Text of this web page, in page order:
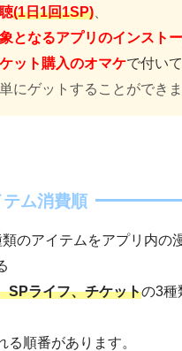
(1日1回1SP)
となるアプリのインスト
ット購入のオマケで付い
にゲットすることができ
テム消費順
類のアイテムをアプリ内の
SPライフ、チケットの3種
る順番があります。